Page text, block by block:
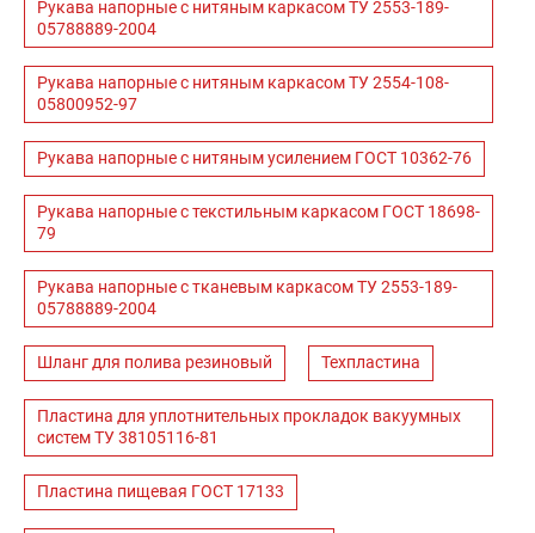
Рукава напорные с нитяным каркасом ТУ 2553-189-
05788889-2004
Рукава напорные с нитяным каркасом ТУ 2554-108-
05800952-97
Рукава напорные с нитяным усилением ГОСТ 10362-76
Рукава напорные с текстильным каркасом ГОСТ 18698-
79
Рукава напорные с тканевым каркасом ТУ 2553-189-
05788889-2004
Шланг для полива резиновый Техпластина
Пластина для уплотнительных прокладок вакуумных
систем ТУ 38105116-81
Пластина пищевая ГОСТ 17133